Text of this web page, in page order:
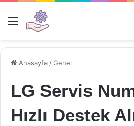
Menü
Anasayfa /Genel
LG Servis
Hızlı Destek